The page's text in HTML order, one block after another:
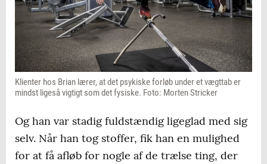
Klienter hos Brian lærer, at det psykiske forløb under et vægttab er
mindst ligeså vigtigt som det fysiske. Foto: Morten Stricker
Og han var stadig fuldstændig ligeglad med sig
selv. Når han tog stoffer, fik han en mulighed
for at få afløb for nogle af de trælse ting, der